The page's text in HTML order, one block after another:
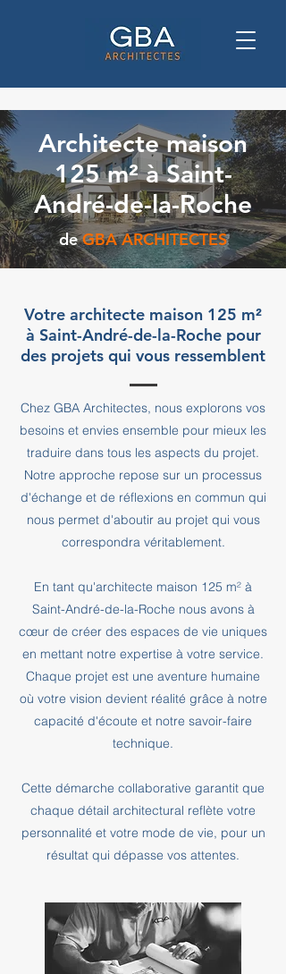
Architecte maison
125 m² à Saint-
André-de-la-Roche
de GBA ARCHITECTES
Votre architecte maison 125 m²
à Saint-André-de-la-Roche pour
des projets qui vous ressemblent
Chez GBA Architectes, nous explorons vos
besoins et envies ensemble pour mieux les
traduire dans tous les aspects du projet.
Notre approche repose sur un processus
d'échange et de réflexions en commun qui
nous permet d'aboutir au projet qui vous
correspondra véritablement.
En tant qu'architecte maison 125 m² à
Saint-André-de-la-Roche nous avons à
cœur de créer des espaces de vie uniques
en mettant notre expertise à votre service.
Chaque projet est une aventure humaine
où votre vision devient réalité grâce à notre
capacité d'écoute et notre savoir-faire
technique.
Cette démarche collaborative garantit que
chaque détail architectural reflète votre
personnalité et votre mode de vie, pour un
résultat qui dépasse vos attentes.